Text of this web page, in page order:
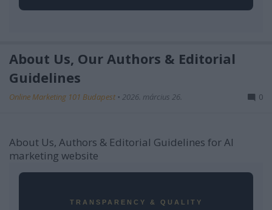
About Us, Our Authors & Editorial
Guidelines
Online Marketing 101 Budapest • 2026. március 26. 0
About Us, Authors & Editorial Guidelines for AI
marketing website
TRANSPARENCY & QUALITY